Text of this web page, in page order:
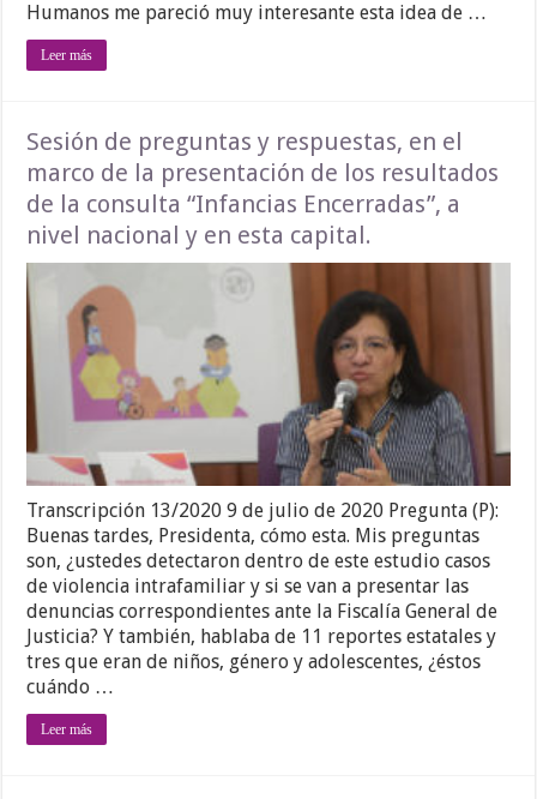
Humanos me pareció muy interesante esta idea de …
Leer más
Sesión de preguntas y respuestas, en el
marco de la presentación de los resultados
de la consulta “Infancias Encerradas”, a
nivel nacional y en esta capital.
Transcripción 13/2020 9 de julio de 2020 Pregunta (P):
Buenas tardes, Presidenta, cómo esta. Mis preguntas
son, ¿ustedes detectaron dentro de este estudio casos
de violencia intrafamiliar y si se van a presentar las
denuncias correspondientes ante la Fiscalía General de
Justicia? Y también, hablaba de 11 reportes estatales y
tres que eran de niños, género y adolescentes, ¿éstos
cuándo …
Leer más